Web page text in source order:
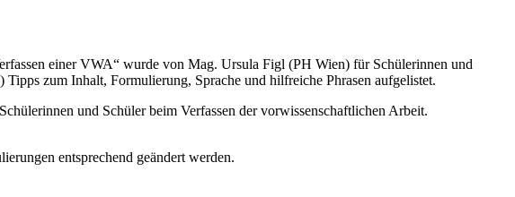
einer VWA“ wurde von Mag. Ursula Figl (PH Wien) für Schülerinnen und
Tipps zum Inhalt, Formulierung, Sprache und hilfreiche Phrasen aufgelistet.
und Schüler beim Verfassen der vorwissenschaftlichen Arbeit.
entsprechend geändert werden.